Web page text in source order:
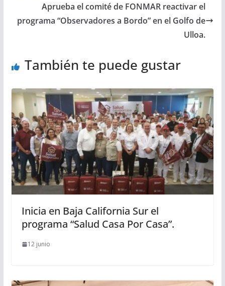
Aprueba el comité de FONMAR reactivar el
programa “Observadores a Bordo” en el Golfo de
Ulloa.
También te puede gustar
Inicia en Baja California Sur el
programa “Salud Casa Por Casa”.
12 junio